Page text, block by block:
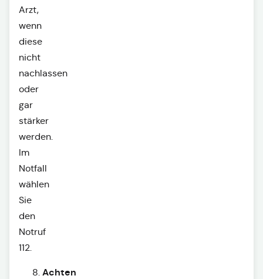
Arzt,
wenn
diese
nicht
nachlassen
oder
gar
stärker
werden.
Im
Notfall
wählen
Sie
den
Notruf
112.
Achten